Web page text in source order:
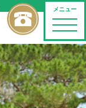
メニュー
toggle